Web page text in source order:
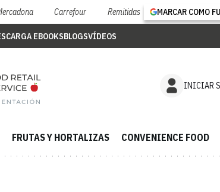
Carrefour Remitidas MARCAR COMO
EBOOKSBLOGSVÍDEOS
INICIAR
FRUTAS Y HORTALIZAS CONVENIENCE FOOD